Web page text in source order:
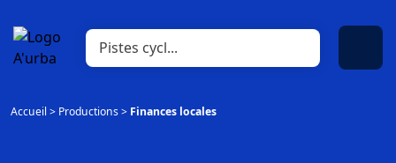
Accueil> Productions> Finances locales